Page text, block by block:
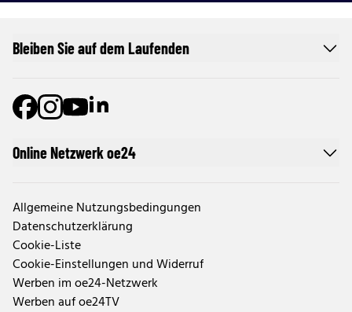
Online Netzwerk oe24
Allgemeine Nutzungsbedingungen
Datenschutzerklärung
Cookie-Liste
Cookie-Einstellungen und Widerruf
Werben im oe24-Netzwerk
Werben auf oe24TV
Bleiben Sie auf dem Laufenden